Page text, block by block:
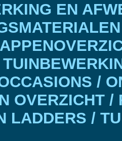
EN
/
OVERZICHT
LADDERS /